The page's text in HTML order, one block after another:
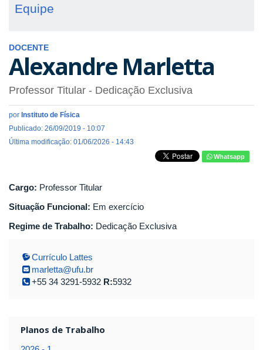
Equipe
DOCENTE
Alexandre Marletta
Professor Titular - Dedicação Exclusiva
por Instituto de Física
Publicado: 26/09/2019 - 10:07
Última modificação: 01/06/2026 - 14:43
Whatsapp
Cargo: Professor Titular
Situação Funcional: Em exercício
Regime de Trabalho: Dedicação Exclusiva
Currículo Lattes
marletta@ufu.br
+55 34 3291-5932 R:5932
Planos de Trabalho